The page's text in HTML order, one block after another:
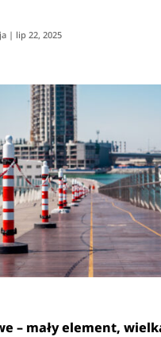
| lip 22, 2025
– mały element,